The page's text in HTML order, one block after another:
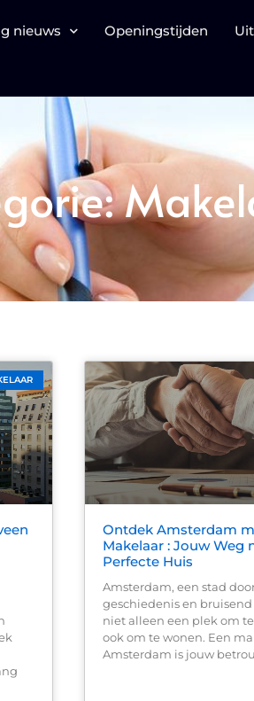
nieuws Openingstijden
Ontdek Amsterdam
Makelaar : Jouw Weg
Perfecte Huis
Amsterdam, een stad
geschiedenis en
niet alleen een plek om
ook om te wonen. Een
Amsterdam is jouw